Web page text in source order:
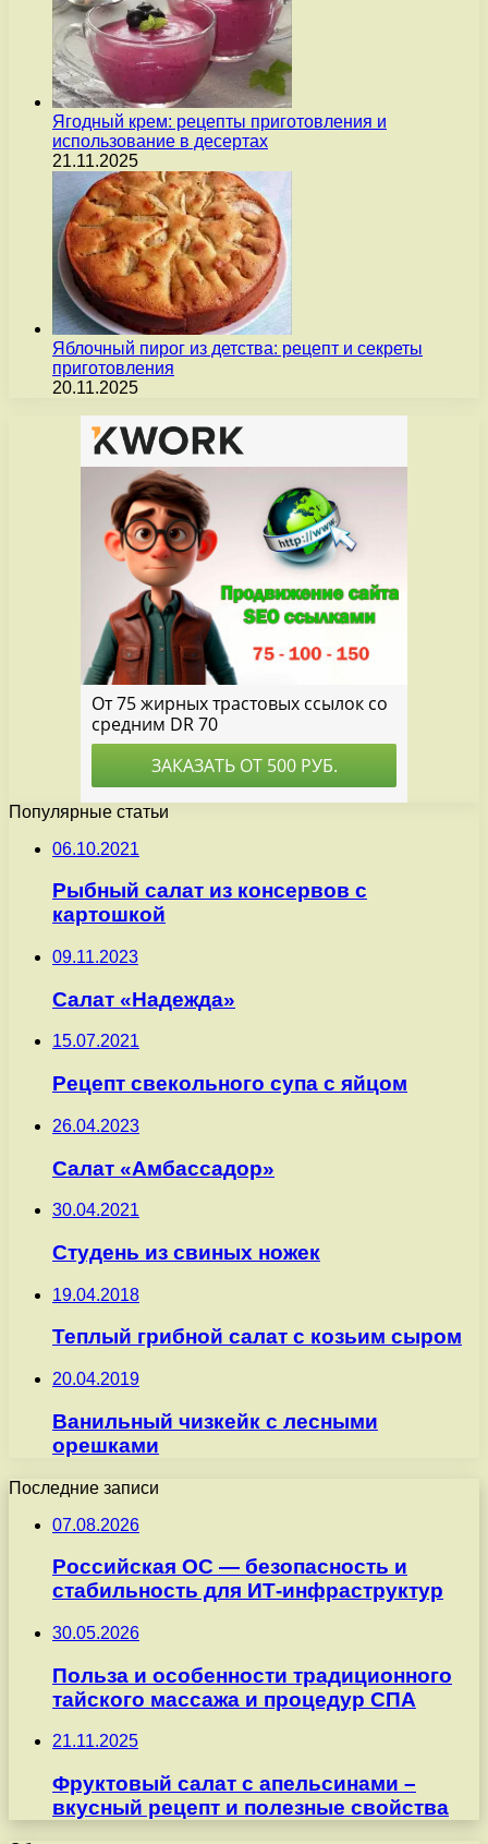
Ягодный крем: рецепты приготовления и
использование в десертах
21.11.2025
Яблочный пирог из детства: рецепт и секреты
приготовления
20.11.2025
Популярные статьи
06.10.2021
Рыбный салат из консервов с
картошкой
09.11.2023
Салат «Надежда»
15.07.2021
Рецепт свекольного супа с яйцом
26.04.2023
Салат «Амбассадор»
30.04.2021
Студень из свиных ножек
19.04.2018
Теплый грибной салат с козьим сыром
20.04.2019
Ванильный чизкейк с лесными
орешками
Последние записи
07.08.2026
Российская ОС — безопасность и
стабильность для ИТ-инфраструктур
30.05.2026
Польза и особенности традиционного
тайского массажа и процедур СПА
21.11.2025
Фруктовый салат с апельсинами –
вкусный рецепт и полезные свойства